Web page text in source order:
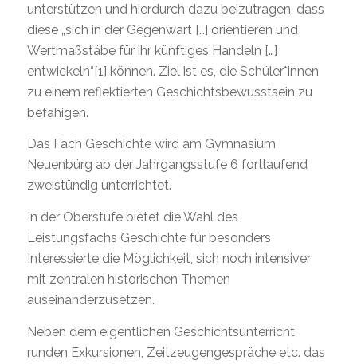
unterstützen und hierdurch dazu beizutragen, dass
diese „sich in der Gegenwart […] orientieren und
Wertmaßstäbe für ihr künftiges Handeln […]
entwickeln“[1] können. Ziel ist es, die Schüler*innen
zu einem reflektierten Geschichtsbewusstsein zu
befähigen.
Das Fach Geschichte wird am Gymnasium
Neuenbürg ab der Jahrgangsstufe 6 fortlaufend
zweistündig unterrichtet.
In der Oberstufe bietet die Wahl des
Leistungsfachs Geschichte für besonders
Interessierte die Möglichkeit, sich noch intensiver
mit zentralen historischen Themen
auseinanderzusetzen.
Neben dem eigentlichen Geschichtsunterricht
runden Exkursionen, Zeitzeugengespräche etc. das